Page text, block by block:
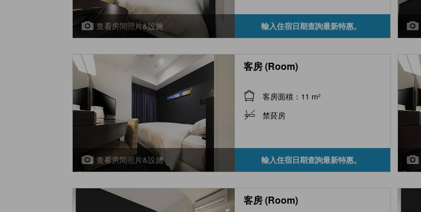
查看房間照片&設施 輸入住宿日期查詢最新特惠。
查看房間照片&設施
客房 (Room)
客房面積：11 m²
禁菸房
輸入住宿日期查詢最新特惠。
客房 (Room)